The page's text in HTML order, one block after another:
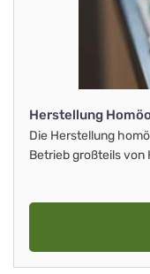
Herstellung
Die Herstellung
Betrieb großteils von